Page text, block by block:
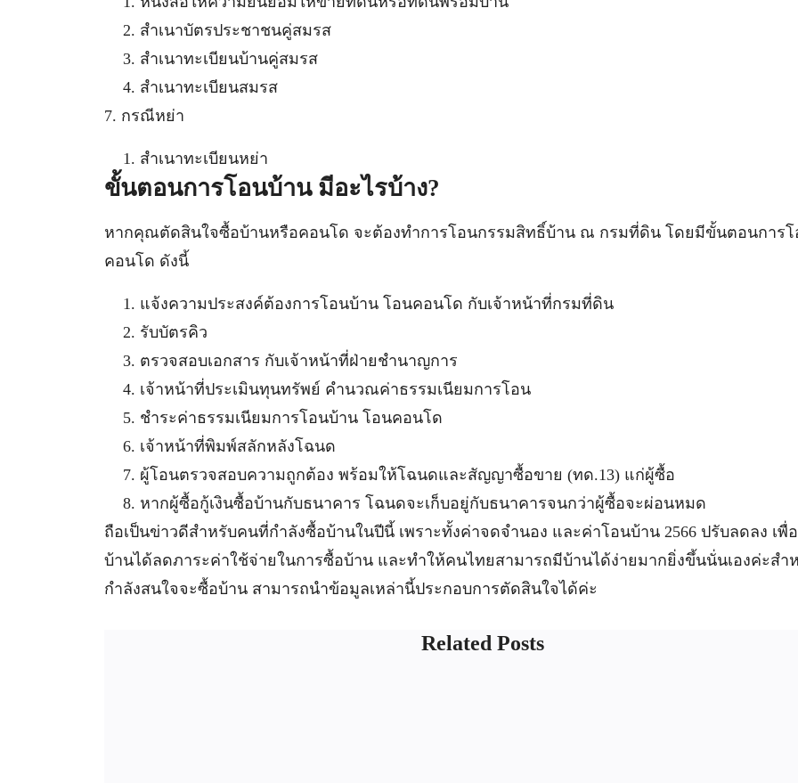
สำเนาบัตรประชาชนคู่สมรส
สำเนาทะเบียนบ้านคู่สมรส
สำเนาทะเบียนสมรส
7. กรณีหย่า
สำเนาทะเบียนหย่า
ขั้นตอนการโอนบ้าน มีอะไรบ้าง?
หากคุณตัดสินใจซื้อบ้านหรือคอนโด จะต้องทำการโอนกรรมสิทธิ์บ้าน ณ กรมที่ดิน โดยมีขั้นตอนการ
คอนโด ดังนี้
แจ้งความประสงค์ต้องการโอนบ้าน โอนคอนโด กับเจ้าหน้าที่กรมที่ดิน
รับบัตรคิว
ตรวจสอบเอกสาร กับเจ้าหน้าที่ฝ่ายชำนาญการ
เจ้าหน้าที่ประเมินทุนทรัพย์ คำนวณค่าธรรมเนียมการโอน
ชำระค่าธรรมเนียมการโอนบ้าน โอนคอนโด
เจ้าหน้าที่พิมพ์สลักหลังโฉนด
ผู้โอนตรวจสอบความถูกต้อง พร้อมให้โฉนดและสัญญาซื้อขาย (ทด.13) แก่ผู้ซื้อ
หากผู้ซื้อกู้เงินซื้อบ้านกับธนาคาร โฉนดจะเก็บอยู่กับธนาคารจนกว่าผู้ซื้อจะผ่อนหมด
ถือเป็นข่าวดีสำหรับคนที่กำลังซื้อบ้านในปีนี้ เพราะทั้งค่าจดจำนอง และค่าโอนบ้าน 2566 ปรับลดลง เพื่
บ้านได้ลดภาระค่าใช้จ่ายในการซื้อบ้าน และทำให้คนไทยสามารถมีบ้านได้ง่ายมากยิ่งขึ้นนั่นเองค่ะสำ
กำลังสนใจจะซื้อบ้าน สามารถนำข้อมูลเหล่านี้ประกอบการตัดสินใจได้ค่ะ
Related Posts